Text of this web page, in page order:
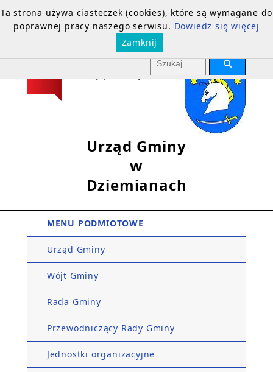
Urząd Gminy
w
Dziemianach
MENU PODMIOTOWE
Urząd Gminy
Wójt Gminy
Rada Gminy
Przewodniczący Rady Gminy
Jednostki organizacyjne
Ta strona używa ciasteczek (cookies), które są wymagane do
poprawnej pracy naszego serwisu. Dowiedz się więcej
Zamknij